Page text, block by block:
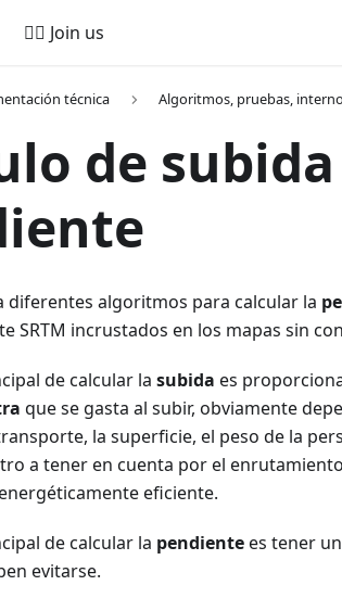
🚵‍♂️ Join us
técnica Algoritmos, pruebas,
de
diferentes algoritmos para calcular la
SRTM incrustados en los mapas sin
de calcular la subida es
que se gasta al subir, obviamente
la superficie, el peso de la
a tener en cuenta por el
eficiente.
de calcular la pendientees tener
evitarse.